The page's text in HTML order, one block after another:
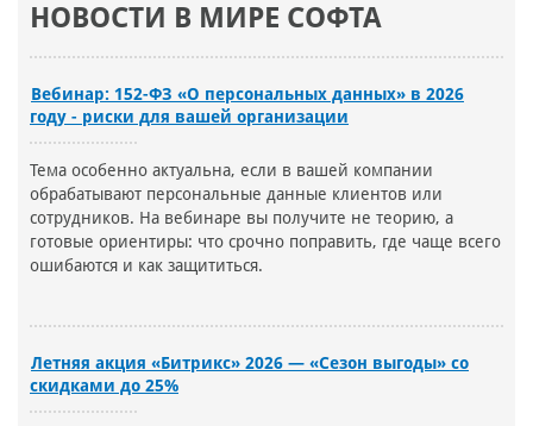
НОВОСТИ В МИРЕ СОФТА
Вебинар: 152-ФЗ «О персональных данных» в 2026
году - риски для вашей организации
Тема особенно актуальна, если в вашей компании
обрабатывают персональные данные клиентов или
сотрудников. На вебинаре вы получите не теорию, а
готовые ориентиры: что срочно поправить, где чаще всего
ошибаются и как защититься.
Летняя акция «Битрикс» 2026 — «Сезон выгоды» со
скидками до 25%